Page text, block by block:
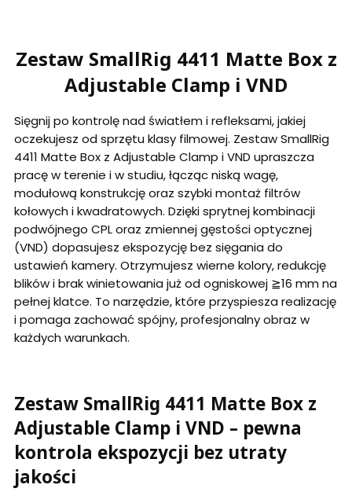
Zestaw SmallRig 4411 Matte Box z
Adjustable Clamp i VND
Sięgnij po kontrolę nad światłem i refleksami, jakiej
oczekujesz od sprzętu klasy filmowej. Zestaw SmallRig
4411 Matte Box z Adjustable Clamp i VND upraszcza
pracę w terenie i w studiu, łącząc niską wagę,
modułową konstrukcję oraz szybki montaż filtrów
kołowych i kwadratowych. Dzięki sprytnej kombinacji
podwójnego CPL oraz zmiennej gęstości optycznej
(VND) dopasujesz ekspozycję bez sięgania do
ustawień kamery. Otrzymujesz wierne kolory, redukcję
blików i brak winietowania już od ogniskowej ≧16 mm na
pełnej klatce. To narzędzie, które przyspiesza realizację
i pomaga zachować spójny, profesjonalny obraz w
każdych warunkach.
Zestaw SmallRig 4411 Matte Box z
Adjustable Clamp i VND – pewna
kontrola ekspozycji bez utraty
jakości